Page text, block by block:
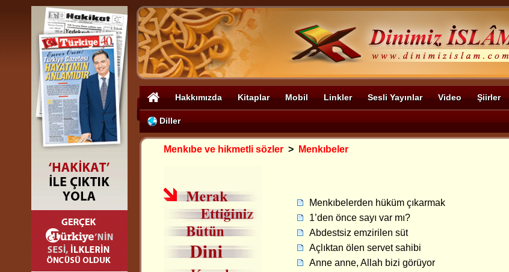
Hakkımızda Kitaplar Mobil Linkler Sesli Yayınlar Video Şiirler
Diller
Menkıbe ve hikmetli sözler > Menkıbeler
Menkıbelerden hüküm çıkarmak
1’den önce sayı var mı?
Abdestsiz emzirilen süt
Açlıktan ölen servet sahibi
Anne anne, Allah bizi görüyor